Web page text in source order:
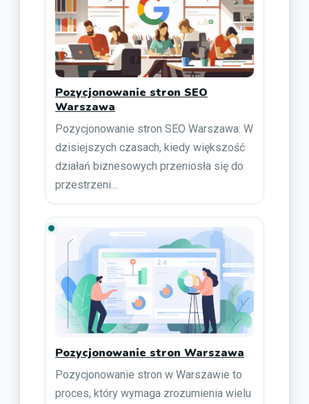
Pozycjonowanie stron SEO
Warszawa
Pozycjonowanie stron SEO Warszawa: W
dzisiejszych czasach, kiedy większość
działań biznesowych przeniosła się do
przestrzeni…
Pozycjonowanie stron Warszawa
Pozycjonowanie stron w Warszawie to
proces, który wymaga zrozumienia wielu